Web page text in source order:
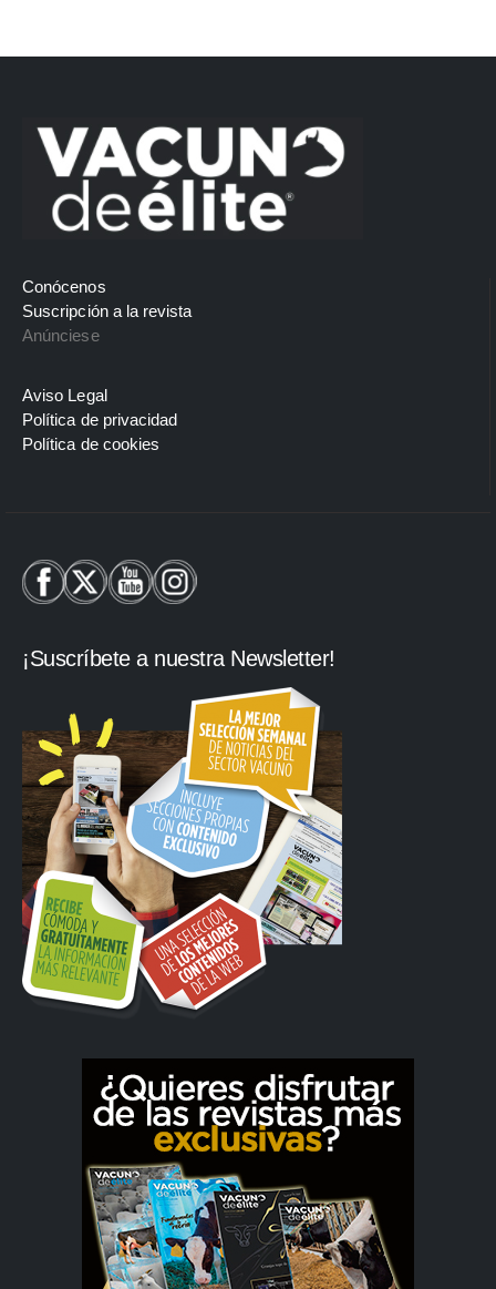
Conócenos
Suscripción a la revista
Anúnciese
Aviso Legal
Política de privacidad
Política de cookies
¡Suscríbete a nuestra Newsletter!